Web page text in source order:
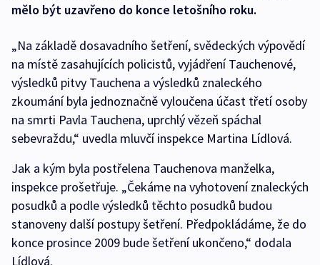
mělo být uzavřeno do konce letošního roku.
„Na základě dosavadního šetření, svědeckých výpovědí
na místě zasahujících policistů, vyjádření Tauchenové,
výsledků pitvy Tauchena a výsledků znaleckého
zkoumání byla jednoznačně vyloučena účast třetí osoby
na smrti Pavla Tauchena, uprchlý vězeň spáchal
sebevraždu,“ uvedla mluvčí inspekce Martina Lídlová.
Jak a kým byla postřelena Tauchenova manželka,
inspekce prošetřuje. „Čekáme na vyhotovení znaleckých
posudků a podle výsledků těchto posudků budou
stanoveny další postupy šetření. Předpokládáme, že do
konce prosince 2009 bude šetření ukončeno,“ dodala
Lídlová.